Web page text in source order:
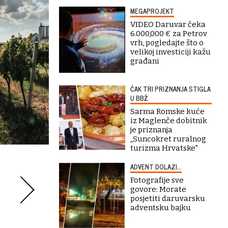
MEGAPROJEKT
VIDEO Daruvar čeka
6.000,000 € za Petrov
vrh, pogledajte što o
velikoj investiciji kažu
građani
ČAK TRI PRIZNANJA STIGLA
U BBŽ
Sarma Romske kuće
iz Maglenče dobitnik
je priznanja
„Suncokret ruralnog
turizma Hrvatske"
ADVENT DOLAZI...
Fotografije sve
govore: Morate
posjetiti daruvarsku
adventsku bajku